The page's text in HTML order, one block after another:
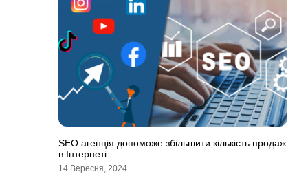
SEO агенція допоможе збільшити кількість продаж
в Інтернеті
14 Вересня, 2024